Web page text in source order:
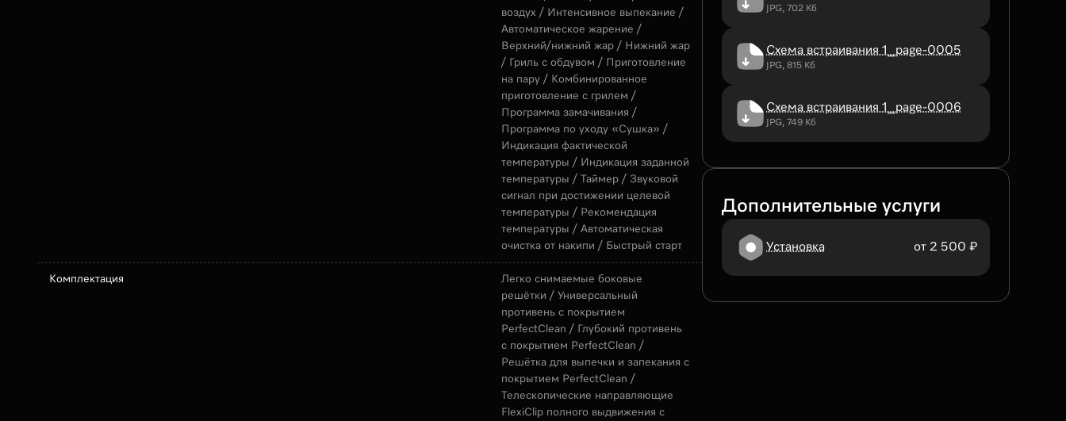
воздух / Интенсивное выпекание /
Автоматическое жарение /
Верхний/нижний жар / Нижний жар
/ Гриль с обдувом / Приготовление
на пару / Комбинированное
приготовление с грилем /
Программа замачивания /
Программа по уходу «Сушка» /
Индикация фактической
температуры / Индикация заданной
температуры / Таймер / Звуковой
сигнал при достижении целевой
температуры / Рекомендация
температуры / Автоматическая
очистка от накипи / Быстрый старт
Комплектация
Легко снимаемые боковые
решётки / Универсальный
противень с покрытием
PerfectClean / Глубокий противень
с покрытием PerfectClean /
Решётка для выпечки и запекания с
покрытием PerfectClean /
Телескопические направляющие
FlexiClip полного выдвижения с
JPG, 702 Кб
Схема встраивания 1_page-0005
JPG, 815 Кб
Схема встраивания 1_page-0006
JPG, 749 Кб
Дополнительные услуги
Установка от 2 500 ₽